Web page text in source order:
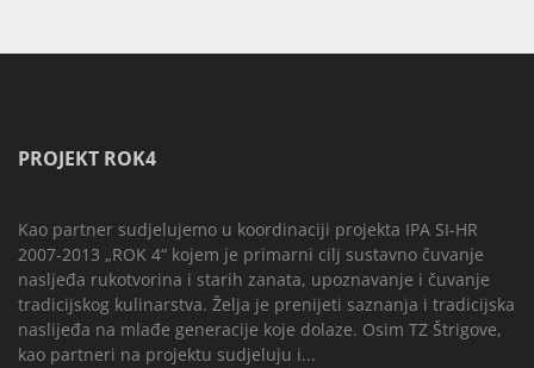
PROJEKT ROK4
Kao partner sudjelujemo u koordinaciji projekta IPA SI-HR
2007-2013 „ROK 4“ kojem je primarni cilj sustavno čuvanje
nasljeđa rukotvorina i starih zanata, upoznavanje i čuvanje
tradicijskog kulinarstva. Želja je prenijeti saznanja i tradicijska
naslijeđa na mlađe generacije koje dolaze. Osim TZ Štrigove,
kao partneri na projektu sudjeluju i...